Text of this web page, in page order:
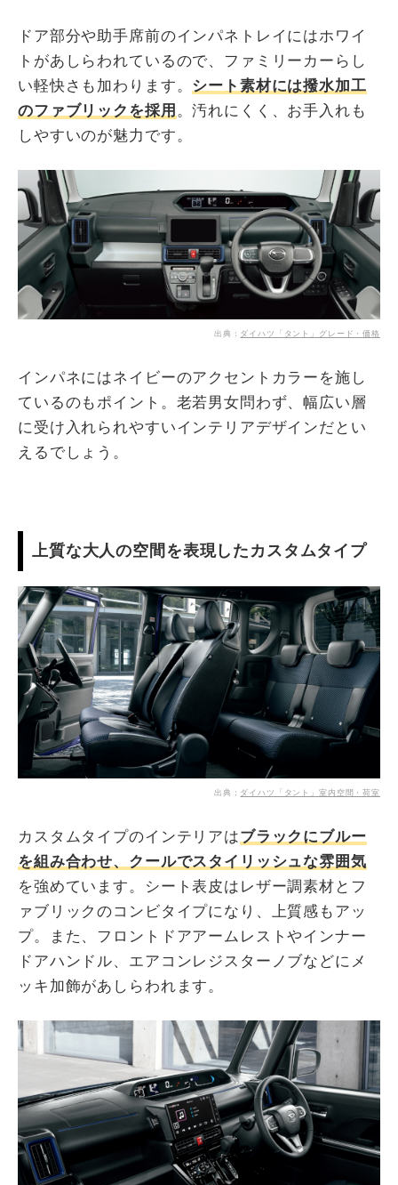
ドア部分や助手席前のインパネトレイにはホワイ
トがあしらわれているので、ファミリーカーらし
い軽快さも加わります。 シート素材には撥水加工
のファブリックを採用 。汚れにくく、お手入れも
しやすいのが魅力です。
出典： ダイハツ「タント」グレード・価格
インパネにはネイビーのアクセントカラーを施し
ているのもポイント。老若男女問わず、幅広い層
に受け入れられやすいインテリアデザインだとい
えるでしょう。
上質な大人の空間を表現したカスタムタイプ
出典： ダイハツ「タント」室内空間・荷室
カスタムタイプのインテリアはブラックにブルー
を組み合わせ、クールでスタイリッシュな雰囲気
を強めています。シート表皮はレザー調素材とフ
ァブリックのコンビタイプになり、上質感もアッ
プ。また、フロントドアアームレストやインナー
ドアハンドル、エアコンレジスターノブなどにメ
ッキ加飾があしらわれます。